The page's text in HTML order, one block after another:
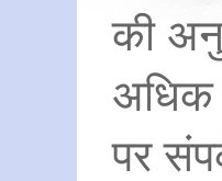
की
अधिक
पर